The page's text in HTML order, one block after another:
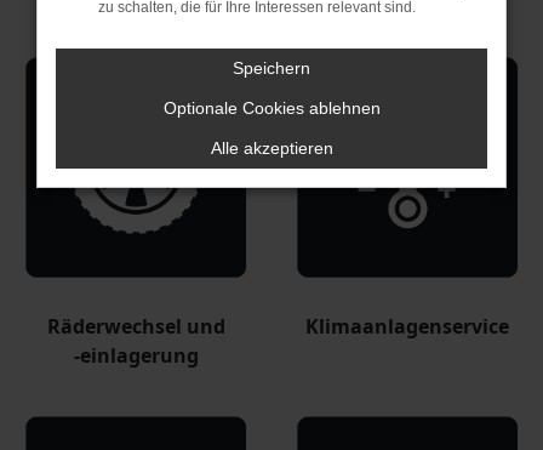
Räderwechsel und
-einlagerung
Klimaanlagenservice
zu schalten, die für Ihre Interessen relevant sind.
Speichern
Optionale Cookies ablehnen
Alle akzeptieren